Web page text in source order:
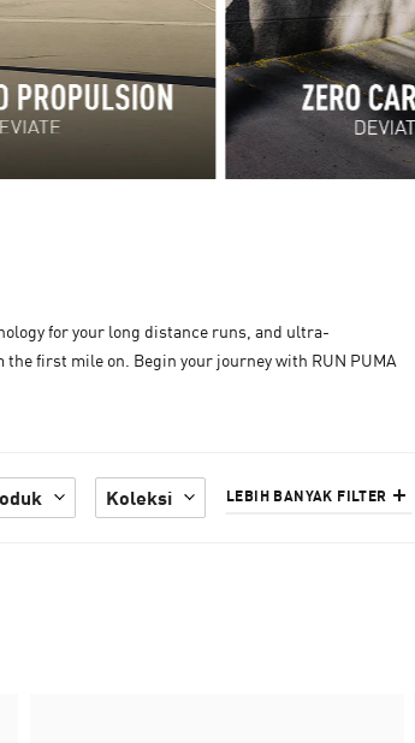
for your long distance runs, and ultra-
first mile on. Begin your journey with RUN PUMA
Koleksi LEBIH BANYAK FILTER